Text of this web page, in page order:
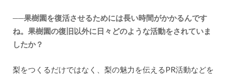
──果樹園を復活させるためには長い時間がかかるんです
ね。果樹園の復旧以外に日々どのような活動をされていま
したか？
梨をつくるだけではなく、梨の魅力を伝えるPR活動などを